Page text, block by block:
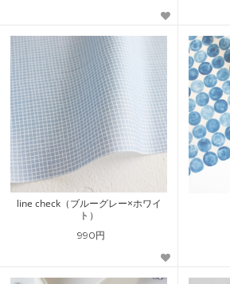
line check（ブルーグレー×ホワイ
ト）
990円